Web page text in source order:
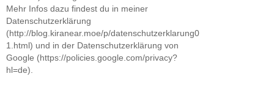
Mehr Infos dazu findest du in meiner
Datenschutzerklärung
(http://blog.kiranear.moe/p/datenschutzerklarung0
1.html) und in der Datenschutzerklärung von
Google (https://policies.google.com/privacy?
hl=de).